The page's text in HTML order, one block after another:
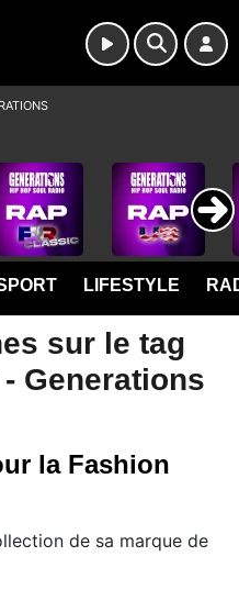
LIFESTYLE
sur le tag
Generations
la Fashion
de sa marque de